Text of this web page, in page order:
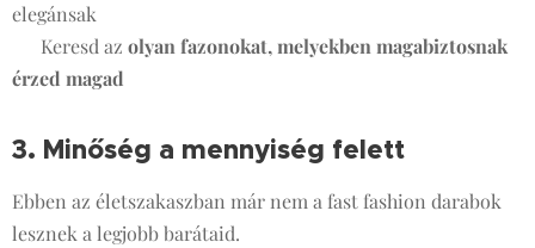
elegánsak
✔ Keresd az olyan fazonokat, melyekben magabiztosnak
érzed magad
3. Minőség a mennyiség felett
Ebben az életszakaszban már nem a fast fashion darabok
lesznek a legjobb barátaid.